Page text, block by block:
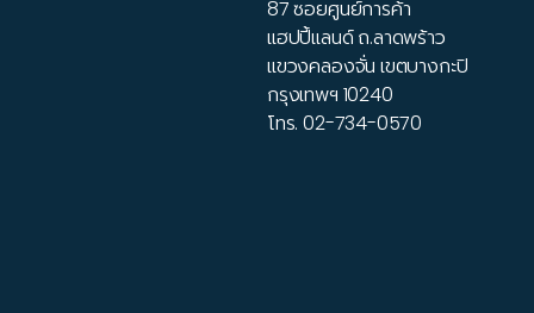
87 ซอยศูนย์การค้า
แฮปปี้แลนด์ ถ.ลาดพร้าว
แขวงคลองจั่น เขตบางกะปิ
กรุงเทพฯ 10240
โทร.02-734-0570